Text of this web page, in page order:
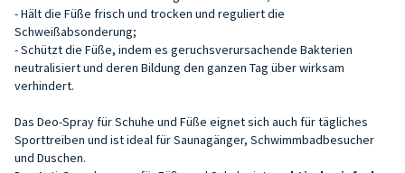
- Hält die Füße frisch und trocken und reguliert die
Schweißabsonderung;
- Schützt die Füße, indem es geruchsverursachende Bakterien
neutralisiert und deren Bildung den ganzen Tag über wirksam
verhindert.
Das Deo-Spray für Schuhe und Füße eignet sich auch für tägliches
Sporttreiben und ist ideal für Saunagänger, Schwimmbadbesucher
und Duschen.